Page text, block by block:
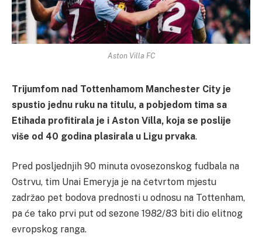
Aston Villa FC
Trijumfom nad Tottenhamom Manchester City je
spustio jednu ruku na titulu, a pobjedom tima sa
Etihada profitirala je i Aston Villa, koja se poslije
više od 40 godina plasirala u Ligu prvaka.
Pred posljednjih 90 minuta ovosezonskog fudbala na
Ostrvu, tim Unai Emeryja je na četvrtom mjestu
zadržao pet bodova prednosti u odnosu na Tottenham,
pa će tako prvi put od sezone 1982/83 biti dio elitnog
evropskog ranga.